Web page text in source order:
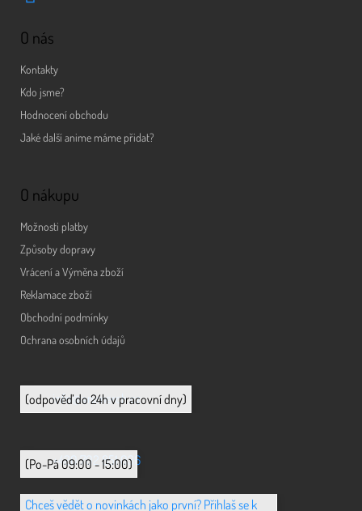
O nás
Kontakty
Kdo jsme?
Hodnocení obchodu
Jaké další anime máme přidat?
O nákupu
Možnosti platby
Způsoby dopravy
Vrácení a Výměna zboží
Reklamace zboží
Obchodní podmínky
Ochrana osobních údajů
info@animerch.cz
(odpověď do 24h v pracovní dny)
+420 702 851 036
(Po-Pá 09:00 - 15:00)
Chceš vědět o novinkách jako první? Přihlaš se k